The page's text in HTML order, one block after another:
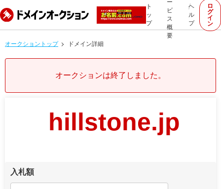
ト
ッ
プ
ー
ビ
ス
概
要
ヘ
ル
プ
ロ
グ
イ
ン
オークショントップ ドメイン詳細
オークションは終了しました。
hillstone.jp
入札額